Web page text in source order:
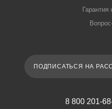
Гарантия
ПОДПИСАТЬСЯ НА
8 800 201-